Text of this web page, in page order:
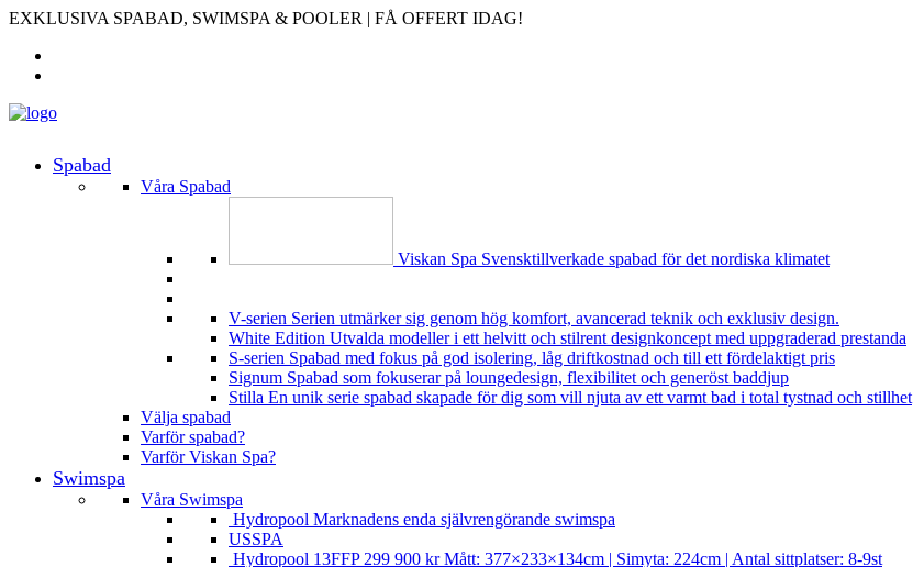
EXKLUSIVA SPABAD, SWIMSPA & POOLER | FÅ OFFERT IDAG!
Spabad
Våra Spabad
Viskan Spa Svensktillverkade spabad för det nordiska klimatet
V-serien Serien utmärker sig genom hög komfort, avancerad teknik och exklusiv design.
White Edition Utvalda modeller i ett helvitt och stilrent designkoncept med uppgraderad prestanda
S-serien Spabad med fokus på god isolering, låg driftkostnad och till ett fördelaktigt pris
Signum Spabad som fokuserar på loungedesign, flexibilitet och generöst baddjup
Stilla En unik serie spabad skapade för dig som vill njuta av ett varmt bad i total tystnad och stillhet
Välja spabad
Varför spabad?
Varför Viskan Spa?
Swimspa
Våra Swimspa
Hydropool Marknadens enda självrengörande swimspa
USSPA
Hydropool 13FFP 299 900 kr Mått: 377×233×134cm | Simyta: 224cm | Antal sittplatser: 8-9st